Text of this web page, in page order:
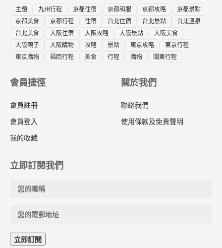
主題 九州行程 京都住宿 京都和服 京都攻略
京都景點
京都美食
京都行程 住宿 台北住宿 台北景點
台北溫泉
台北美食
大阪住宿 大阪攻略 大阪景點
大阪美食
大阪親子
大阪購物 攻略 景點 東京攻略
東京行程
東京購物
福岡行程 美食 行程 購物 關東行程
會員捷徑
會員註冊
會員登入
我的收藏
關於我們
聯絡我們
使用條款及免責聲明
立即訂閱我們